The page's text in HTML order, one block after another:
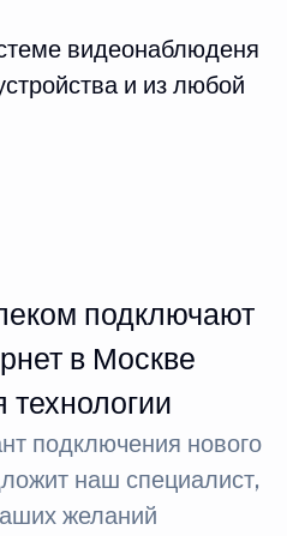
видеонаблюденя
и из любой
подключают
в Москве
технологии
подключения нового
наш специалист,
желаний